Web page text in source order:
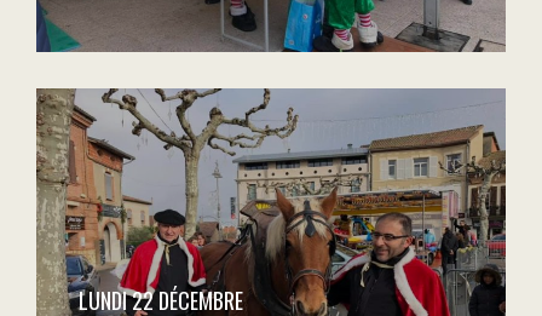
LUNDI 22 DÉCEMBRE